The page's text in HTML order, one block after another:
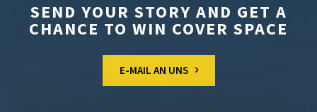
SEND YOUR STORY AND GET A
CHANCE TO WIN COVER SPACE
E-MAIL AN UNS